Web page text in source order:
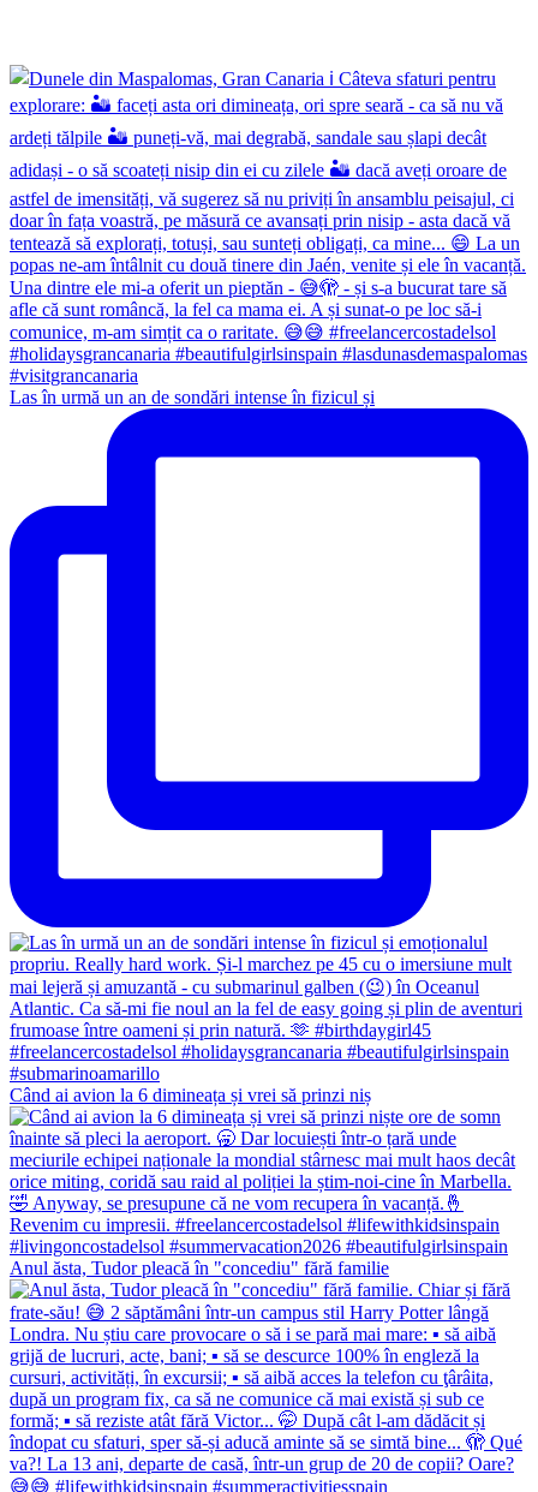
Las în urmă un an de sondări intense în fizicul și
Când ai avion la 6 dimineața și vrei să prinzi niș
Anul ăsta, Tudor pleacă în "concediu" fără familie